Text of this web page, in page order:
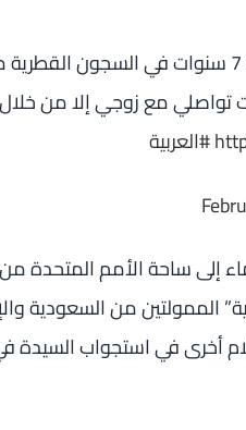
زوجة الشيخ طلال آل ثاني المعتقل منذ 7 سنوات في
تواصلي مع زوجي إلا من
#العربية
ساحة الأمم المتحدة من
الممولتين من السعودية
في استجواب السيدة في